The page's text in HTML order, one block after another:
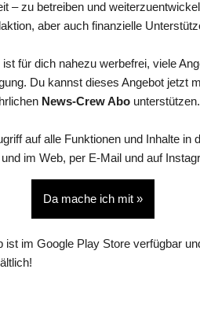
– zu betreiben und
aber auch finanzielle
für dich nahezu werbefrei, viele
Du kannst dieses Angebot jetzt
News-Crew Abo unterstützen.
auf alle Funktionen und Inhalte in
im Web, per E-Mail und auf
Da mache ich mit »
ist im Google Play Store verfügbar